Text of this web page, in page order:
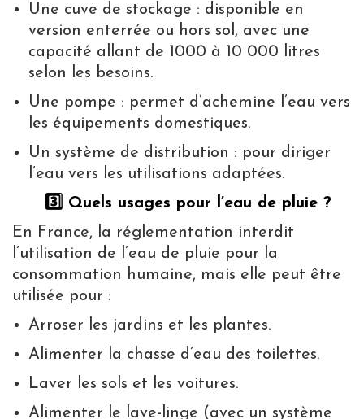
Une cuve de stockage : disponible en
version enterrée ou hors sol, avec une
capacité allant de 1000 à 10 000 litres
selon les besoins.
Une pompe : permet d’achemine l’eau vers
les équipements domestiques.
Un système de distribution : pour diriger
l’eau vers les utilisations adaptées.
3️⃣ Quels usages pour l’eau de pluie ?
En France, la réglementation interdit
l’utilisation de l’eau de pluie pour la
consommation humaine, mais elle peut être
utilisée pour :
Arroser les jardins et les plantes.
Alimenter la chasse d’eau des toilettes.
Laver les sols et les voitures.
Alimenter le lave-linge (avec un système